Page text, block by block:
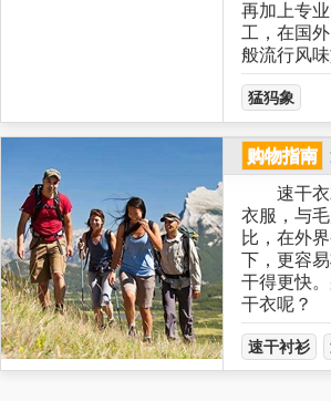
再加上专
工，在国
般流行风味
猛犸象
购物指南
速干衣
衣服，与
比，在外
下，更容
干得更快
干衣呢
速干衬衫